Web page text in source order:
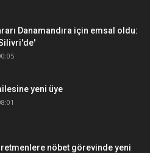
Danamandıra için emsal oldu:
yeni üye
nöbet görevinde yeni